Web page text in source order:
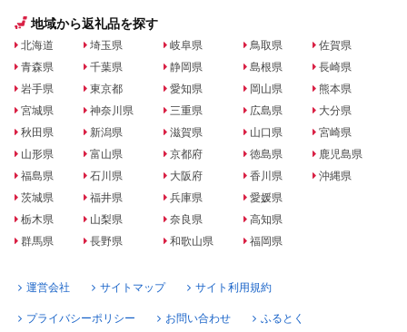
地域から返礼品を探す
北海道
青森県
岩手県
宮城県
秋田県
山形県
福島県
茨城県
栃木県
群馬県
埼玉県
千葉県
東京都
神奈川県
新潟県
富山県
石川県
福井県
山梨県
長野県
岐阜県
静岡県
愛知県
三重県
滋賀県
京都府
大阪府
兵庫県
奈良県
和歌山県
鳥取県
島根県
岡山県
広島県
山口県
徳島県
香川県
愛媛県
高知県
福岡県
佐賀県
長崎県
熊本県
大分県
宮崎県
鹿児島県
沖縄県
運営会社 サイトマップ サイト利用規約
プライバシーポリシー お問い合わせ ふるとく